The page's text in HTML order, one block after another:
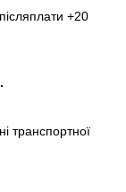
+20
транспортної